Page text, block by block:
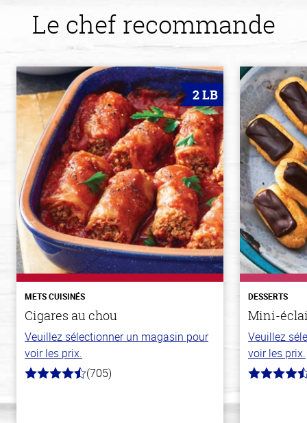
Le chef recommande
2 LB
METS CUISINÉS
Cigares au chou
Veuillez sélectionner un magasin pour
voir les prix.
4.6
(705)
DESSERTS
Mini-
Veuillez
voir les prix.
4.7